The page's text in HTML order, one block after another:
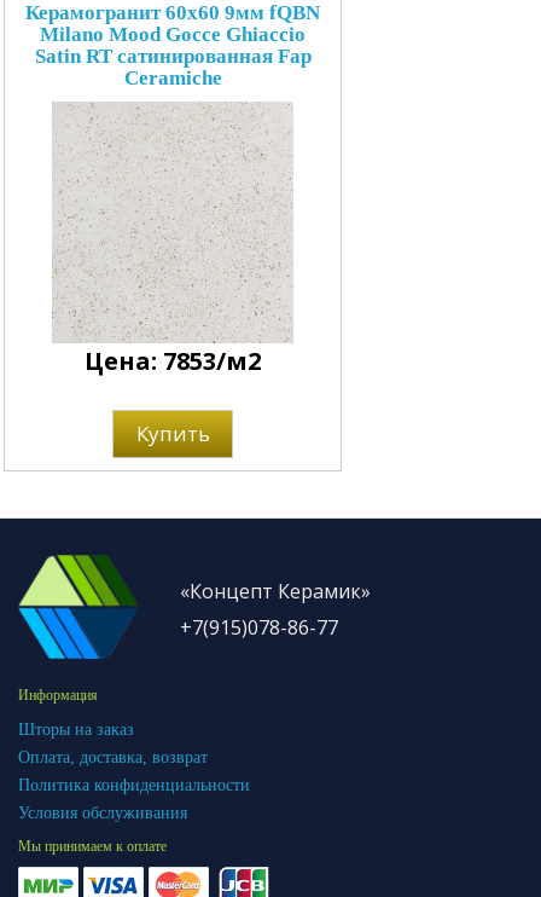
Керамогранит 60x60 9мм fQBN
Milano Mood Gocce Ghiaccio
Satin RT сатинированная Fap
Ceramiche
Цена: 7853/м2
Купить
«Концепт Керамик»
+7(915)078-86-77
Информация
Шторы на заказ
Оплата, доставка, возврат
Политика конфиденциальности
Условия обслуживания
Мы принимаем к оплате